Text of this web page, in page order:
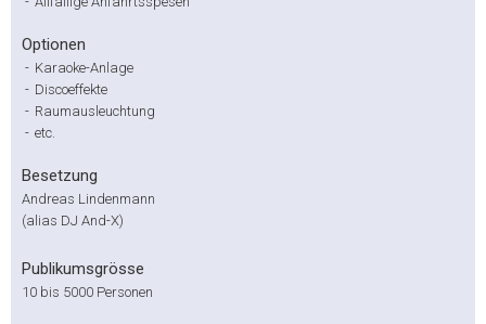
Optionen
- Karaoke-Anlage
- Discoeffekte
- Raumausleuchtung
- etc.
Besetzung
Andreas Lindenmann
(alias DJ And-X)
Publikumsgrösse
10 bis 5000 Personen